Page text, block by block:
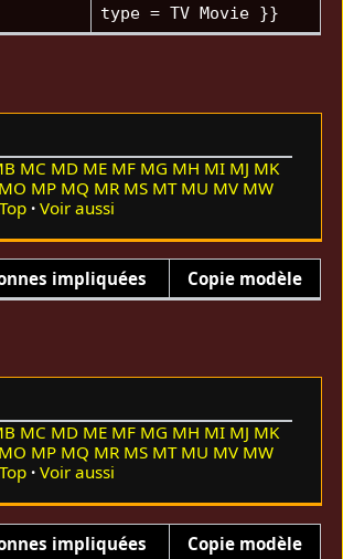
type = TV Movie }}
MC MD ME MF MG MH MI MJ MK
MO MP MQ MR MS MT MU MV MW
Top Voir aussi
impliquées Copie modèle
MC MD ME MF MG MH MI MJ MK
MO MP MQ MR MS MT MU MV MW
Top Voir aussi
impliquées Copie modèle